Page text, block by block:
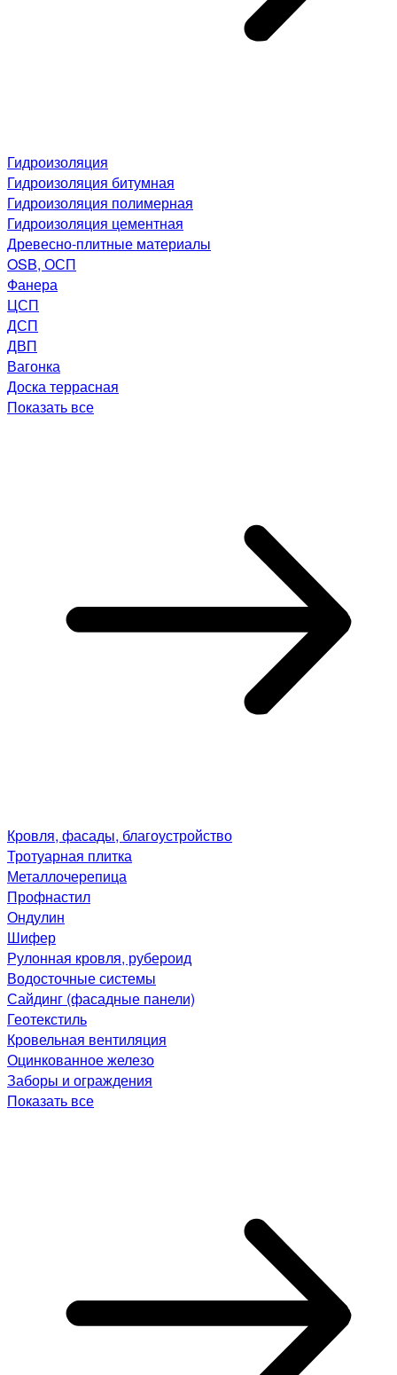
Гидроизоляция
Гидроизоляция битумная
Гидроизоляция полимерная
Гидроизоляция цементная
Древесно-плитные материалы
OSB, ОСП
Фанера
ЦСП
ДСП
ДВП
Вагонка
Доска террасная
Показать все
Кровля, фасады, благоустройство
Тротуарная плитка
Металлочерепица
Профнастил
Ондулин
Шифер
Рулонная кровля, рубероид
Водосточные системы
Сайдинг (фасадные панели)
Геотекстиль
Кровельная вентиляция
Оцинкованное железо
Заборы и ограждения
Показать все